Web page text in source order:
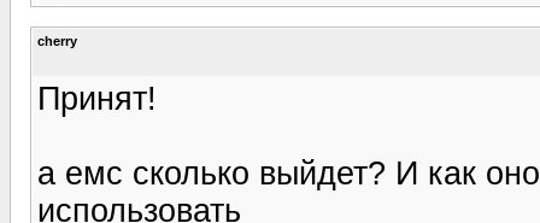
cherry
Принят!
а емс сколько выйдет? И как
использовать